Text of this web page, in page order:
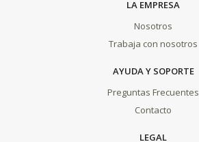
LA EMPRESA
Nosotros
Trabaja con nosotros
AYUDA Y SOPORTE
Preguntas Frecuentes
Contacto
LEGAL